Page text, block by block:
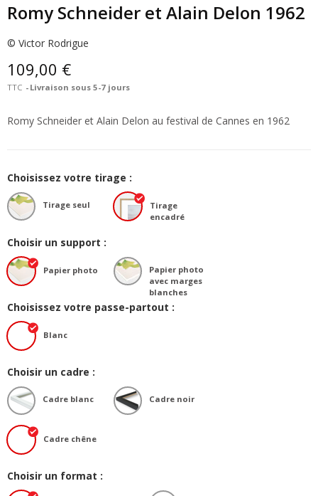
Romy Schneider et Alain Delon 1962
© Victor Rodrigue
109,00 €
TTC Livraison sous 5-7 jours
Romy Schneider et Alain Delon au festival de Cannes en 1962
Choisissez votre tirage :
Tirage seul
Tirage
encadré
Choisir un support :
Papier photo
Papier photo
avec marges
blanches
Choisissez votre passe-partout :
Blanc
Choisir un cadre :
Cadre blanc Cadre noir
Cadre chêne
Choisir un format :